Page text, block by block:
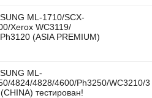
ML-1710/SCX-
Xerox WC3119/
(ASIA PREMIUM)
ML-
4824/4828/4600/Ph3250/WC3210/3
тестирован!